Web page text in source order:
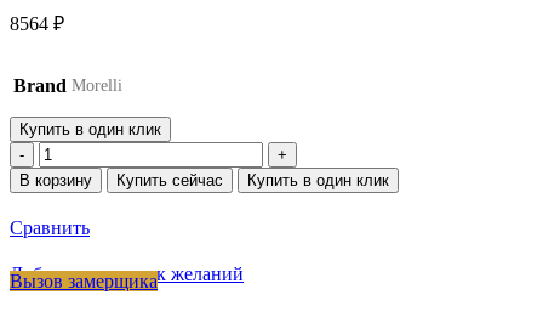
8564 ₽
Brand Morelli
Купить в один клик
Количество
товара
ARCH
OSA,
дверная,
В корзину Купить сейчас Купить в один клик
Сравнить
Добавить в список желаний
Вызов замерщика